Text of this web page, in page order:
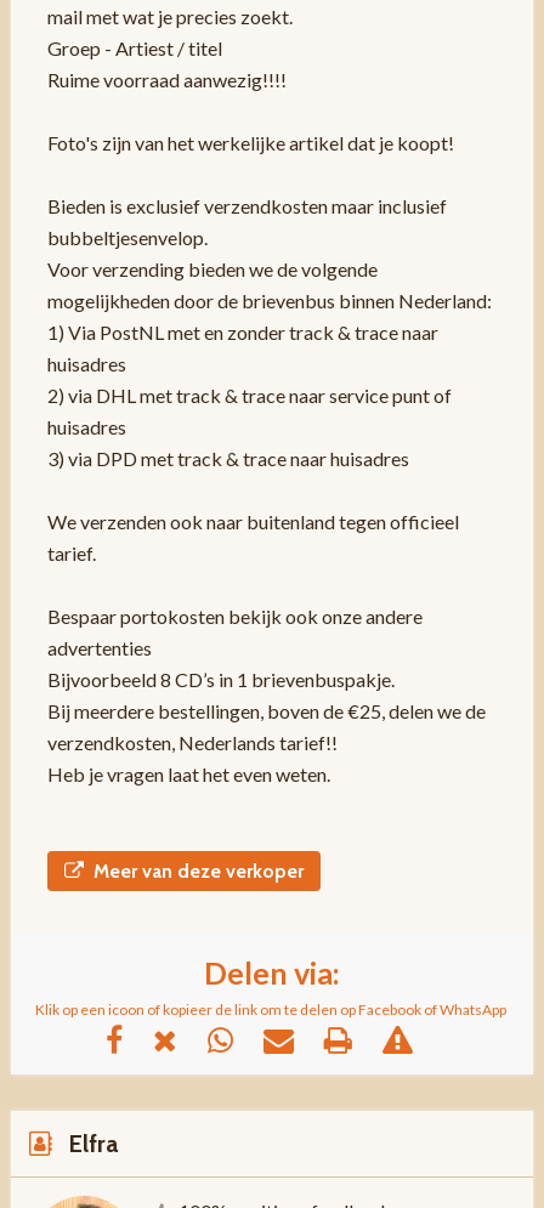
mail met wat je precies zoekt.
Groep - Artiest / titel
Ruime voorraad aanwezig!!!!
Foto's zijn van het werkelijke artikel dat je koopt!
Bieden is exclusief verzendkosten maar inclusief
bubbeltjesenvelop.
Voor verzending bieden we de volgende
mogelijkheden door de brievenbus binnen Nederland:
1) Via PostNL met en zonder track & trace naar
huisadres
2) via DHL met track & trace naar service punt of
huisadres
3) via DPD met track & trace naar huisadres
We verzenden ook naar buitenland tegen officieel
tarief.
Bespaar portokosten bekijk ook onze andere
advertenties
Bijvoorbeeld 8 CD’s in 1 brievenbuspakje.
Bij meerdere bestellingen, boven de €25, delen we de
verzendkosten, Nederlands tarief!!
Heb je vragen laat het even weten.
Meer van deze verkoper
Delen via:
Klik op een icoon of kopieer de link om te delen op Facebook of WhatsApp
Elfra